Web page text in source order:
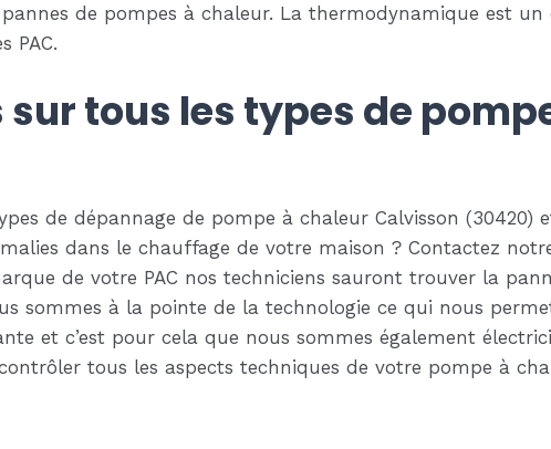
pannes de pompes à chaleur. La thermodynamique est
PAC.
tous les types de
de dépannage de pompe à chaleur Calvisson (30420)
dans le chauffage de votre maison ? Contactez
de votre PAC nos techniciens sauront trouver la
sommes à la pointe de la technologie ce qui nous
et c’est pour cela que nous sommes également
tous les aspects techniques de votre pompe à